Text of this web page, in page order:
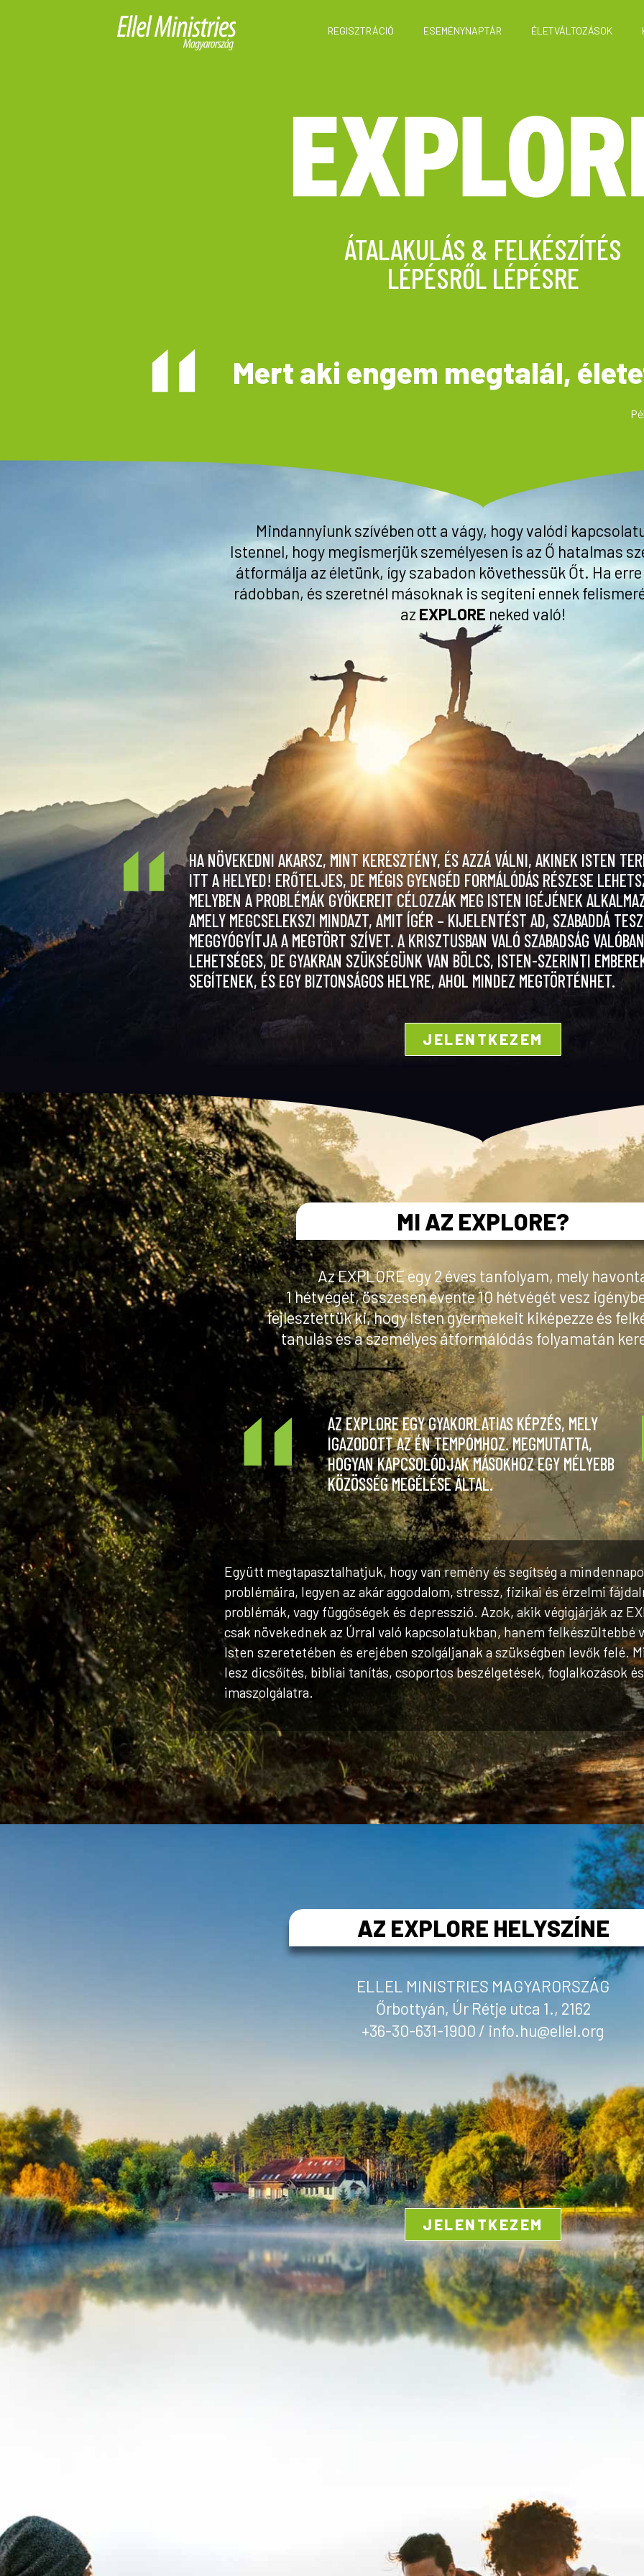
REGISZTRÁCIÓ ESEMÉNYNAPTÁR ÉLETVÁLTOZÁSOK
ÁTALAKULÁS & FELKÉSZÍTÉS
LÉPÉSRŐL LÉPÉSRE
Mert aki engem megtalál,
Mindannyiunk szívében ott a vágy, hogy valódi
Istennel, hogy megismerjük személyesen is az Ő hatalmas
átformálja az életünk, így szabadon követhessük Őt. Ha
rádobban, és szeretnél másoknak is segíteni ennek
az EXPLORE neked való!
HA NÖVEKEDNI AKARSZ, MINT KERESZTÉNY, ÉS AZZÁ VÁLNI, AKINEK ISTEN
ITT A HELYED! ERŐTELJES, DE MÉGIS GYENGÉD FORMÁLÓDÁS RÉSZESE
MELYBEN A PROBLÉMÁK GYÖKEREIT CÉLOZZÁK MEG ISTEN IGÉJÉNEK
AMELY MEGCSELEKSZI MINDAZT, AMIT ÍGÉR – KIJELENTÉST AD, SZABADDÁ
MEGGYÓGYÍTJA A MEGTÖRT SZÍVET. A KRISZTUSBAN VALÓ SZABADSÁG VALÓBAN
LEHETSÉGES, DE GYAKRAN SZÜKSÉGÜNK VAN BÖLCS, ISTEN-SZERINTI
SEGÍTENEK, ÉS EGY BIZTONSÁGOS HELYRE, AHOL MINDEZ MEGTÖRTÉNHET.
JELENTKEZEM
MI AZ EXPLORE?
Az EXPLORE egy 2 éves tanfolyam, mely
1 hétvégét, összesen évente 10 hétvégét vesz
fejlesztettük ki, hogy Isten gyermekeit kiképezze és
tanulás és a személyes átformálódás folyamatán
AZ EXPLORE EGY GYAKORLATIAS KÉPZÉS, MELY
IGAZODOTT AZ ÉN TEMPÓMHOZ. MEGMUTATTA,
HOGYAN KAPCSOLÓDJAK MÁSOKHOZ EGY MÉLYEBB
KÖZÖSSÉG MEGÉLÉSE ÁLTAL.
Együtt megtapasztalhatjuk, hogy van remény és segítség a
problémáira, legyen az akár aggodalom, stressz, fizikai és érzelmi
problémák, vagy függőségek és depresszió. Azok, akik végigjárják az
csak növekednek az Úrral való kapcsolatukban, hanem felkészültebbé
Isten szeretetében és erejében szolgáljanak a szükségben levők felé.
lesz dicsőítés, bibliai tanítás, csoportos beszélgetések, foglalkozások
imaszolgálatra.
AZ EXPLORE HELYSZÍNE
ELLEL MINISTRIES MAGYARORSZÁG
Őrbottyán, Úr Rétje utca 1., 2162
+36-30-631-1900 / info.hu@ellel.org
JELENTKEZEM